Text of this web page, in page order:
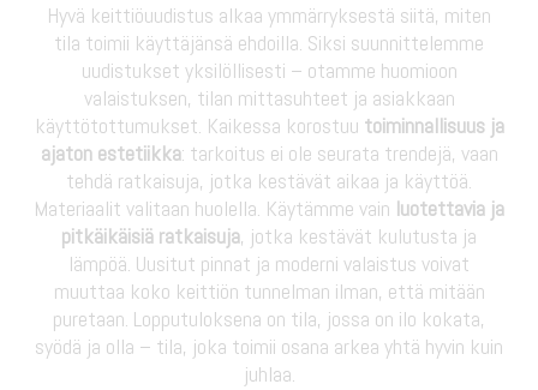
Hyvä keittiöuudistus alkaa ymmärryksestä siitä, miten
tila toimii käyttäjänsä ehdoilla. Siksi suunnittelemme
uudistukset yksilöllisesti – otamme huomioon
valaistuksen, tilan mittasuhteet ja asiakkaan
käyttötottumukset. Kaikessa korostuu toiminnallisuus ja
ajaton estetiikka: tarkoitus ei ole seurata trendejä, vaan
tehdä ratkaisuja, jotka kestävät aikaa ja käyttöä.
Materiaalit valitaan huolella. Käytämme vain luotettavia ja
pitkäikäisiä ratkaisuja, jotka kestävät kulutusta ja
lämpöä. Uusitut pinnat ja moderni valaistus voivat
muuttaa koko keittiön tunnelman ilman, että mitään
puretaan. Lopputuloksena on tila, jossa on ilo kokata,
syödä ja olla – tila, joka toimii osana arkea yhtä hyvin kuin
juhlaa.